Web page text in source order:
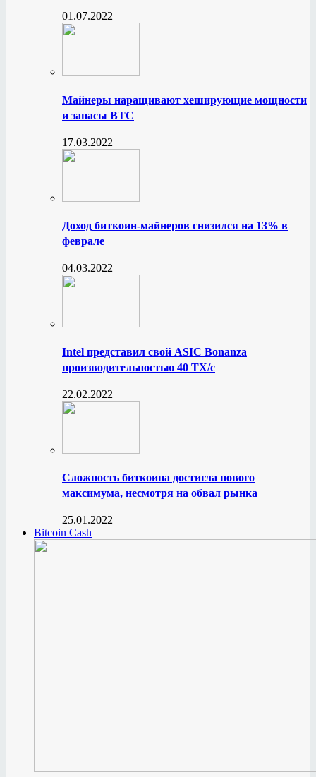
01.07.2022
Майнеры наращивают хеширующие мощности
и запасы BTC
17.03.2022
Доход биткоин-майнеров снизился на 13% в
феврале
04.03.2022
Intel представил свой ASIC Bonanza
производительностью 40 ТХ/с
22.02.2022
Сложность биткоина достигла нового
максимума, несмотря на обвал рынка
25.01.2022
Bitcoin Cash